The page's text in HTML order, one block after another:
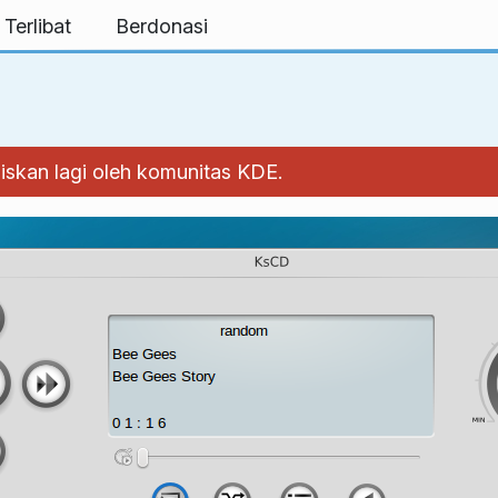
Berdonasi
lagi oleh komunitas KDE.